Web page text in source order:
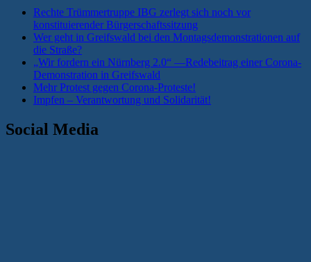
Rechte Trümmertruppe IBG zerlegt sich noch vor
konstituierender Bürgerschaftssitzung
Wer geht in Greifswald bei den Montagsdemonstrationen auf
die Straße?
„Wir fordern ein Nürnberg 2.0“ —Redebeitrag einer Corona-
Demonstration in Greifswald
Mehr Protest gegen Corona-Proteste!
Impfen – Verantwortung und Solidarität!
Social Media